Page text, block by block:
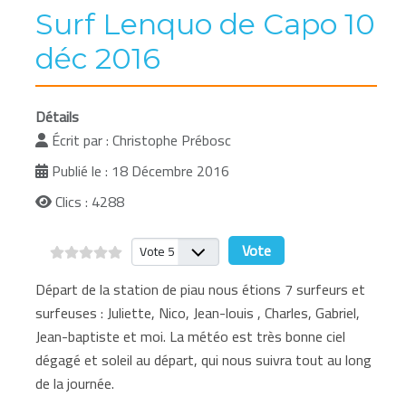
Surf Lenquo de Capo 10
déc 2016
Détails
Écrit par :Christophe Prébosc
Publié le : 18 Décembre 2016
Clics : 4288
Veuillez voter
Départ de la station de piau nous étions 7 surfeurs et
surfeuses : Juliette, Nico, Jean-louis , Charles, Gabriel,
Jean-baptiste et moi. La météo est très bonne ciel
dégagé et soleil au départ, qui nous suivra tout au long
de la journée.